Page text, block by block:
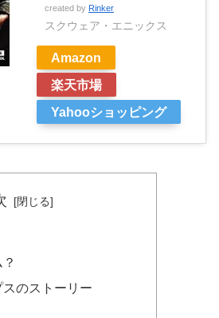
created by Rinker
スクウェア・エニックス
Amazon
楽天市場
Yahooショッピング
のストーリー